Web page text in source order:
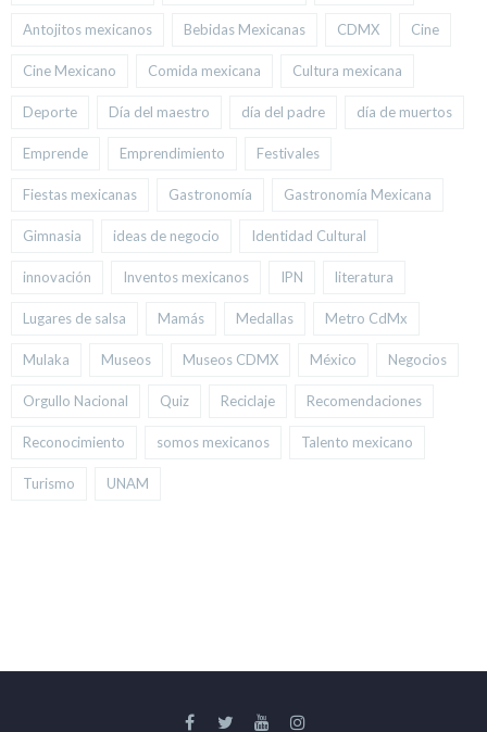
Antojitos mexicanos Bebidas Mexicanas CDMX Cine
Cine Mexicano Comida mexicana Cultura mexicana
Deporte Día del maestro día del padre día de muertos
Emprende Emprendimiento Festivales
Fiestas mexicanas Gastronomía Gastronomía Mexicana
Gimnasia ideas de negocio Identidad Cultural
innovación Inventos mexicanos IPN literatura
Lugares de salsa Mamás Medallas Metro CdMx
Mulaka Museos Museos CDMX México Negocios
Orgullo Nacional Quiz Reciclaje Recomendaciones
Reconocimiento somos mexicanos Talento mexicano
Turismo UNAM